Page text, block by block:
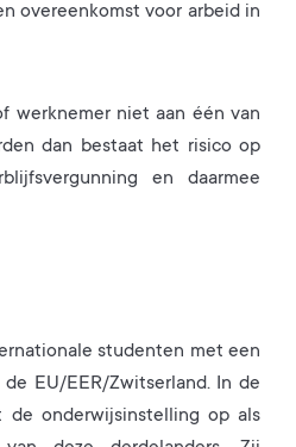
overeenkomst voor arbeid in
werknemer niet aan één van
dan bestaat het risico op
en daarmee
studenten met een
EU/EER/Zwitserland. In de
de onderwijsinstelling op als